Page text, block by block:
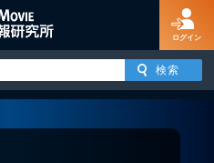
ログイン